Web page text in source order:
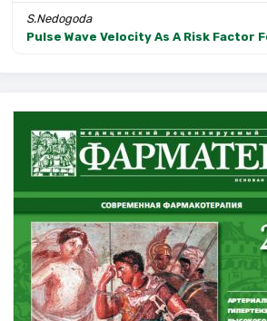
S.Nedogoda
Pulse Wave Velocity As A Risk